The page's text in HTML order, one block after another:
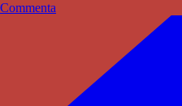
Commenta